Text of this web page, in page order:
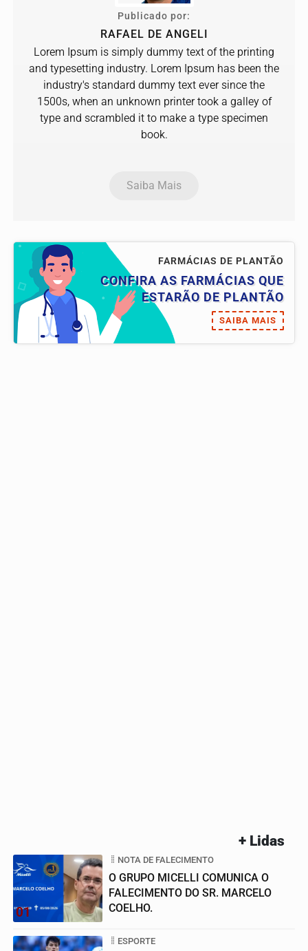
Publicado por:
RAFAEL DE ANGELI
Lorem Ipsum is simply dummy text of the printing
and typesetting industry. Lorem Ipsum has been the
industry's standard dummy text ever since the
1500s, when an unknown printer took a galley of
type and scrambled it to make a type specimen
book.
Saiba Mais
FARMÁCIAS DE PLANTÃO
CONFIRA AS FARMÁCIAS QUE
ESTARÃO DE PLANTÃO
SAIBA MAIS
+ Lidas
01
NOTA DE FALECIMENTO
O GRUPO MICELLI COMUNICA O
FALECIMENTO DO SR. MARCELO
COELHO.
ESPORTE